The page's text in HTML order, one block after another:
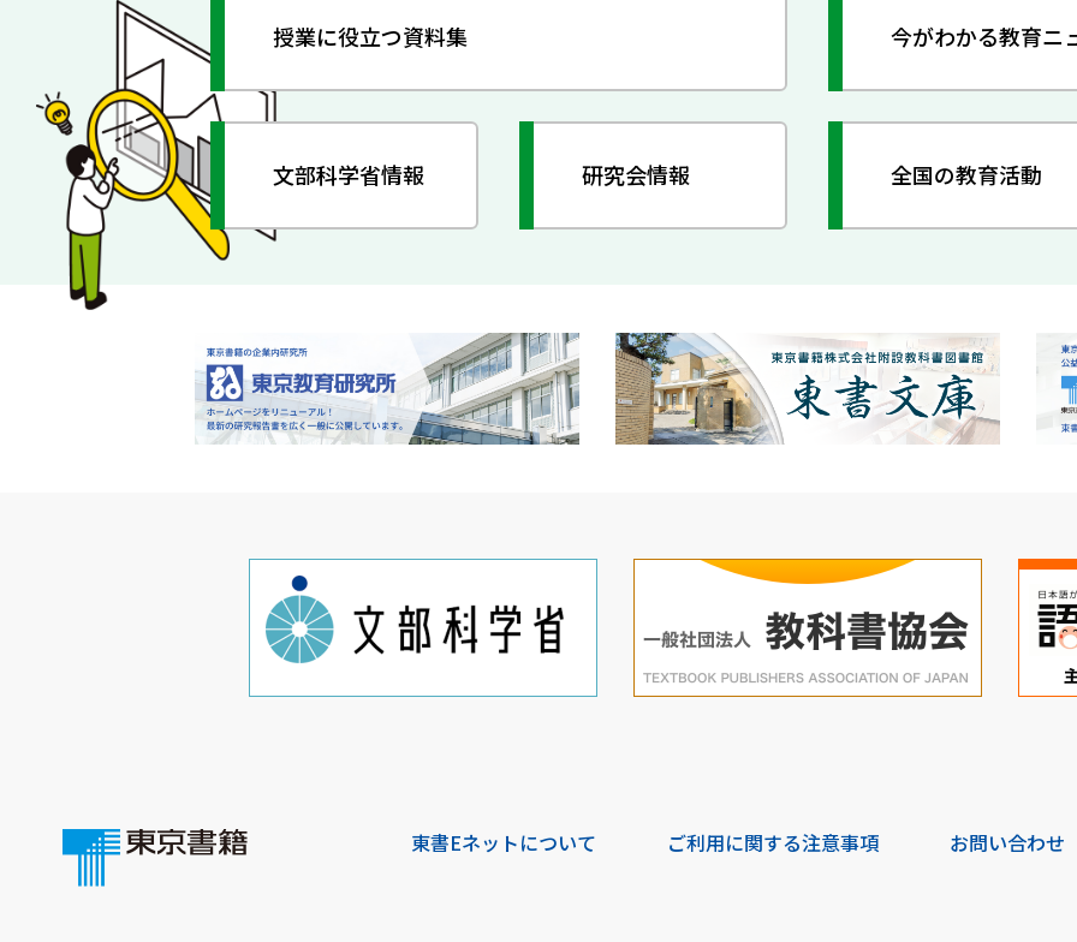
授業に役立つ資料集 今がわかる教育ニ
文部科学省情報 研究会情報 全国の教育活動
東書Eネットについて ご利用に関する注意事項 お問い合わせ